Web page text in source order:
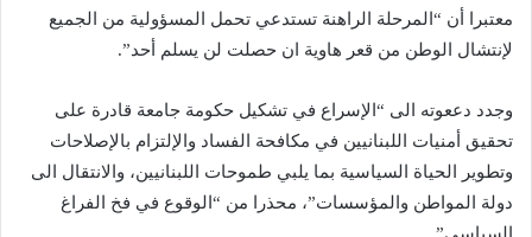
معتبرا أن “المرحلة الراهنة تستدعي تحمل المسؤولية من الجميع
لإنتشال الوطن من قعر هاوية ان حصلت لن يسلم أحد”.
وجدد دععوته الى “الإسراع في تشكيل ​حكومة​ جامعة قادرة على
تحقيق أمنيات اللبنانيين في ​مكافحة الفساد​ والإلتزام بالإصلاحات
وتطوير ​الحياة​ السياسية بما يلبي طموحات اللبنانيين، والانتقال الى
دولة المواطن والمؤسسات”، محذرا من “الوقوع في فخ ​الفراغ